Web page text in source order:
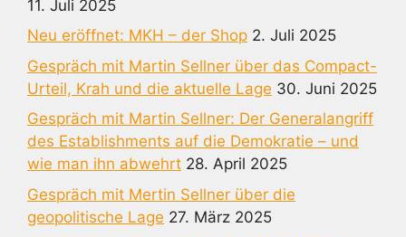
11. Juli 2025
Neu eröffnet: MKH – der Shop 2. Juli 2025
Gespräch mit Martin Sellner über das Compact-
Urteil, Krah und die aktuelle Lage 30. Juni 2025
Gespräch mit Martin Sellner: Der Generalangriff
des Establishments auf die Demokratie – und
wie man ihn abwehrt 28. April 2025
Gespräch mit Mertin Sellner über die
geopolitische Lage 27. März 2025